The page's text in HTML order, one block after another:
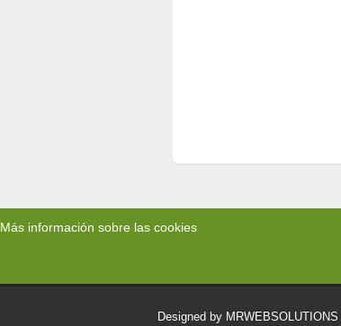
Más información sobre las cookies
Designed by MRWEBSOLUTIONS